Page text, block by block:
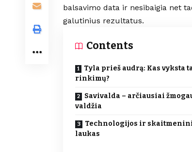
balsavimo data ir nesibaigia net
galutinius rezultatus.
Contents
Tyla prieš audrą: Kas vyksta
rinkimų?
Savivalda – arčiausiai
valdžia
Technologijos ir
laukas